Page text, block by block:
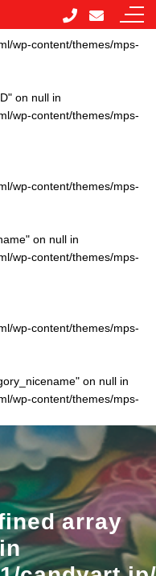
wp-content/themes/mps-
on null in
wp-content/themes/mps-
wp-content/themes/mps-
on null in
wp-content/themes/mps-
wp-content/themes/mps-
on null in
wp-content/themes/mps-
array